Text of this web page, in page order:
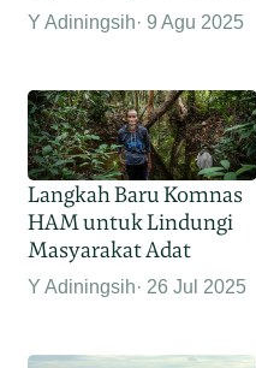
Y Adiningsih 9 Agu 2025
Langkah Baru Komnas
HAM untuk Lindungi
Masyarakat Adat
Y Adiningsih 26 Jul 2025